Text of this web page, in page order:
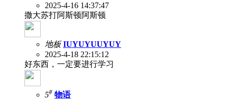
2025-4-16 14:37:47
撒大苏打阿斯顿阿斯顿
地板 IUYUYUUYUY
2025-4-18 22:15:12
好东西，一定要进行学习
5# 物语